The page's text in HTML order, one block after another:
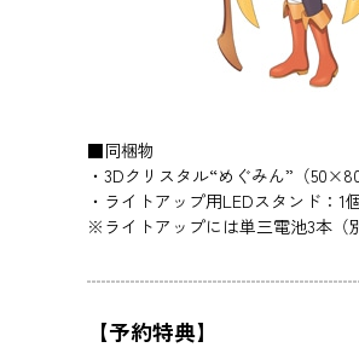
■同梱物
・3Dクリスタル“めぐみん”（
・ライトアップ用LEDスタンド：1
※ライトアップには単三電池3本（
【予約特典】